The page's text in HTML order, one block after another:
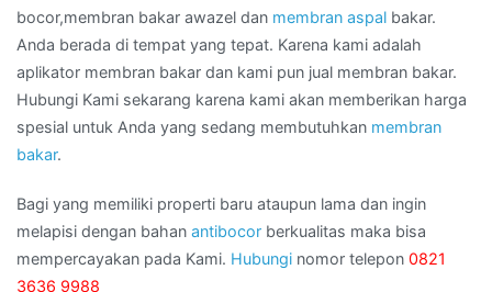
bocor,membran bakar awazel dan membran aspal bakar.
Anda berada di tempat yang tepat. Karena kami adalah
aplikator membran bakar dan kami pun jual membran bakar.
Hubungi Kami sekarang karena kami akan memberikan harga
spesial untuk Anda yang sedang membutuhkan membran
bakar.
Bagi yang memiliki properti baru ataupun lama dan ingin
melapisi dengan bahan antibocor berkualitas maka bisa
mempercayakan pada Kami. Hubungi nomor telepon 0821
3636 9988